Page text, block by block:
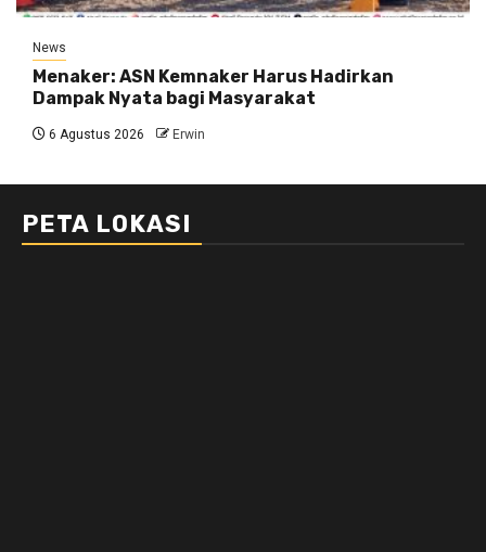
News
Menaker: ASN Kemnaker Harus Hadirkan
Dampak Nyata bagi Masyarakat
6 Agustus 2026 Erwin
PETA LOKASI